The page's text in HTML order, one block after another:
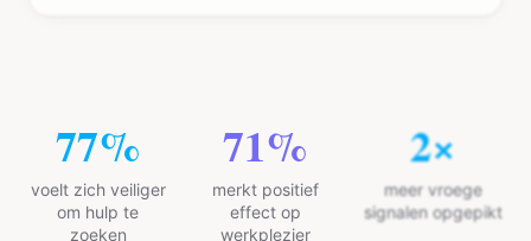
94%
voelt zich veiliger
om hulp te
zoeken
87%
merkt positief
effect op
werkplezier
3×
meer vroege
signalen opgepikt